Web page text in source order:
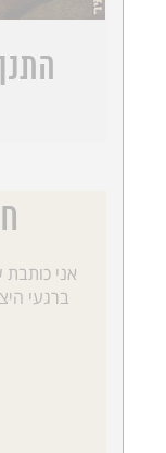
אני
ברגעי